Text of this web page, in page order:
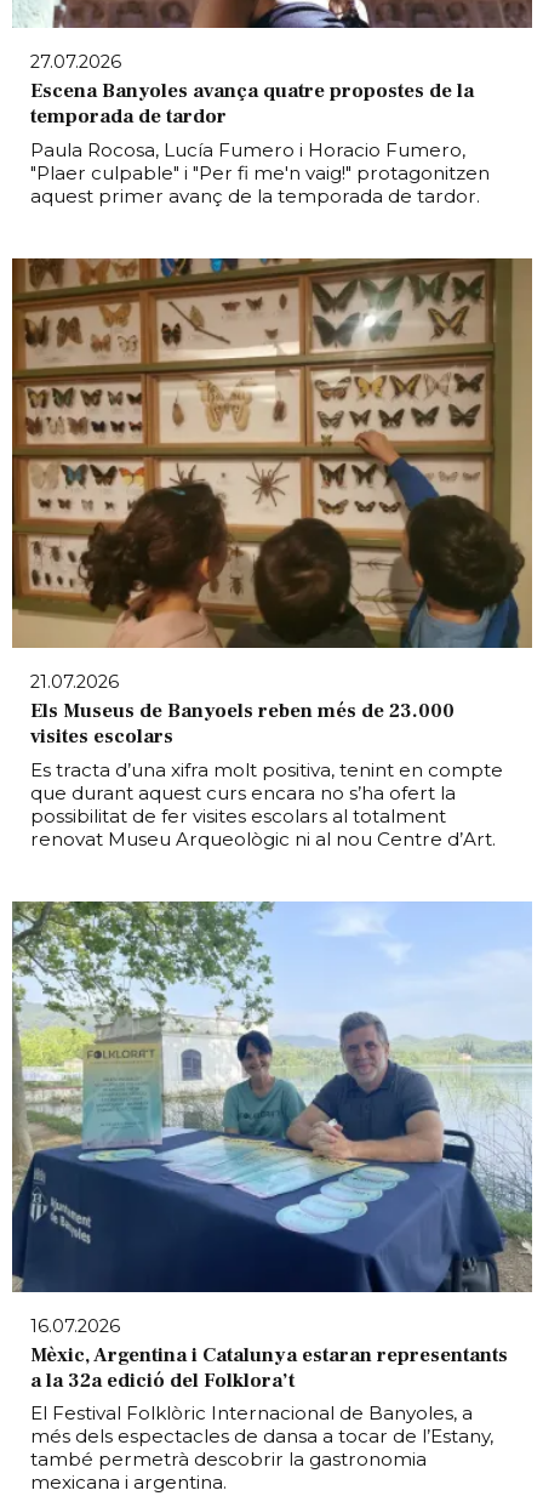
27.07.2026
Escena Banyoles avança quatre propostes de la
temporada de tardor
Paula Rocosa, Lucía Fumero i Horacio Fumero,
"Plaer culpable" i "Per fi me'n vaig!" protagonitzen
aquest primer avanç de la temporada de tardor.
21.07.2026
Els Museus de Banyoels reben més de 23.000
visites escolars
Es tracta d’una xifra molt positiva, tenint en compte
que durant aquest curs encara no s’ha ofert la
possibilitat de fer visites escolars al totalment
renovat Museu Arqueològic ni al nou Centre d’Art.
16.07.2026
Mèxic, Argentina i Catalunya estaran representants
a la 32a edició del Folklora’t
El Festival Folklòric Internacional de Banyoles, a
més dels espectacles de dansa a tocar de l’Estany,
també permetrà descobrir la gastronomia
mexicana i argentina.